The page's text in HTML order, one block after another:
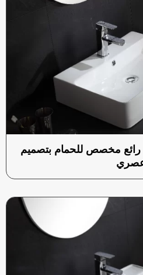
مخصص للحمام بتصميم